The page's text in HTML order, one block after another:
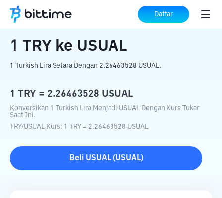
Daftar
Beranda Konverter Kripto ke USUAL
1 TRY ke USUAL
1 Turkish Lira Setara Dengan 2.26463528 USUAL.
1 TRY = 2.26463528 USUAL
Konversikan 1 Turkish Lira Menjadi USUAL Dengan Kurs Tukar
Saat Ini.
TRY/USUAL Kurs: 1 TRY = 2.26463528 USUAL
Beli USUAL(USUAL)